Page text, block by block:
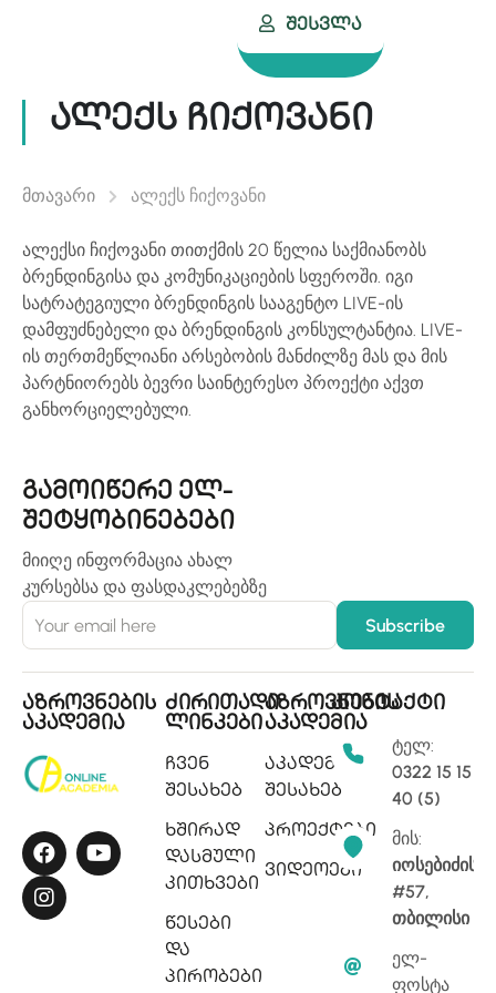
Შესვლა
ალექს ჩიქოვანი
მთავარი ალექს ჩიქოვანი
ალექსი ჩიქოვანი თითქმის 20 წელია საქმიანობს
ბრენდინგისა და კომუნიკაციების სფეროში. იგი
სატრატეგიული ბრენდინგის სააგენტო LIVE-ის
დამფუძნებელი და ბრენდინგის კონსულტანტია. LIVE-
ის თერთმეწლიანი არსებობის მანძილზე მას და მის
პარტნიორებს ბევრი საინტერესო პროექტი აქვთ
განხორციელებული.
გამოიწერე ელ-
შეტყობინებები
მიიღე ინფორმაცია ახალ
კურსებსა და ფასდაკლებებზე
აზროვნების
აკადემია
ძირითადი
ლინკები
ჩვენ
შესახებ
ხშირად
დასმული
კითხვები
წესები
და
პირობები
აზროვნების
აკადემია
აკადემიის
შესახებ
პროექტები
ვიდეოები
კონტაქტი
ტელ:
0322 15 15
40 (5)
მის:
იოსებიძის
#57,
თბილისი
ელ-
ფოსტა